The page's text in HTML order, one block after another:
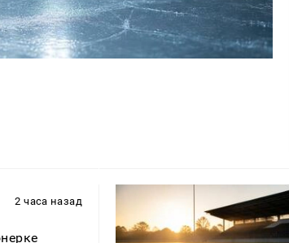
2 часа назад